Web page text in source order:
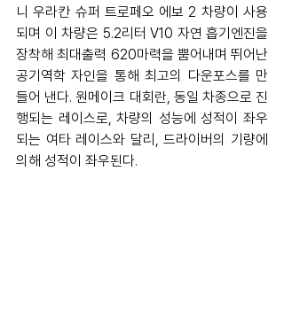
니 우라칸 슈퍼 트로페오 에보 2 차량이 사용
되며 이 차량은 5.2리터 V10 자연 흡기엔진을
장착해 최대출력 620마력을 뿜어내며 뛰어난
공기역학 자인을 통해 최고의 다운포스를 만
들어 낸다. 원메이크 대회란, 동일 차종으로 진
행되는 레이스로, 차량의 성능에 성적이 좌우
되는 여타 레이스와 달리, 드라이버의 기량에
의해 성적이 좌우된다.